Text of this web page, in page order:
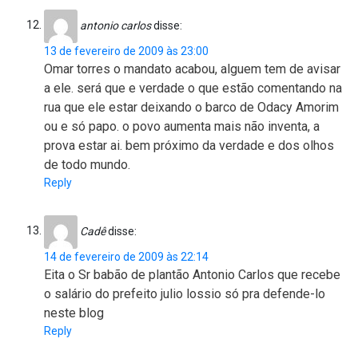
antonio carlosdisse:
13 de fevereiro de 2009 às 23:00
Omar torres o mandato acabou, alguem tem de avisar
a ele. será que e verdade o que estão comentando na
rua que ele estar deixando o barco de Odacy Amorim
ou e só papo. o povo aumenta mais não inventa, a
prova estar ai. bem próximo da verdade e dos olhos
de todo mundo.
Reply
Cadêdisse:
14 de fevereiro de 2009 às 22:14
Eita o Sr babão de plantão Antonio Carlos que recebe
o salário do prefeito julio lossio só pra defende-lo
neste blog
Reply